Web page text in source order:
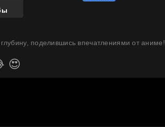
поделившись впечатлениями от аниме!
😍